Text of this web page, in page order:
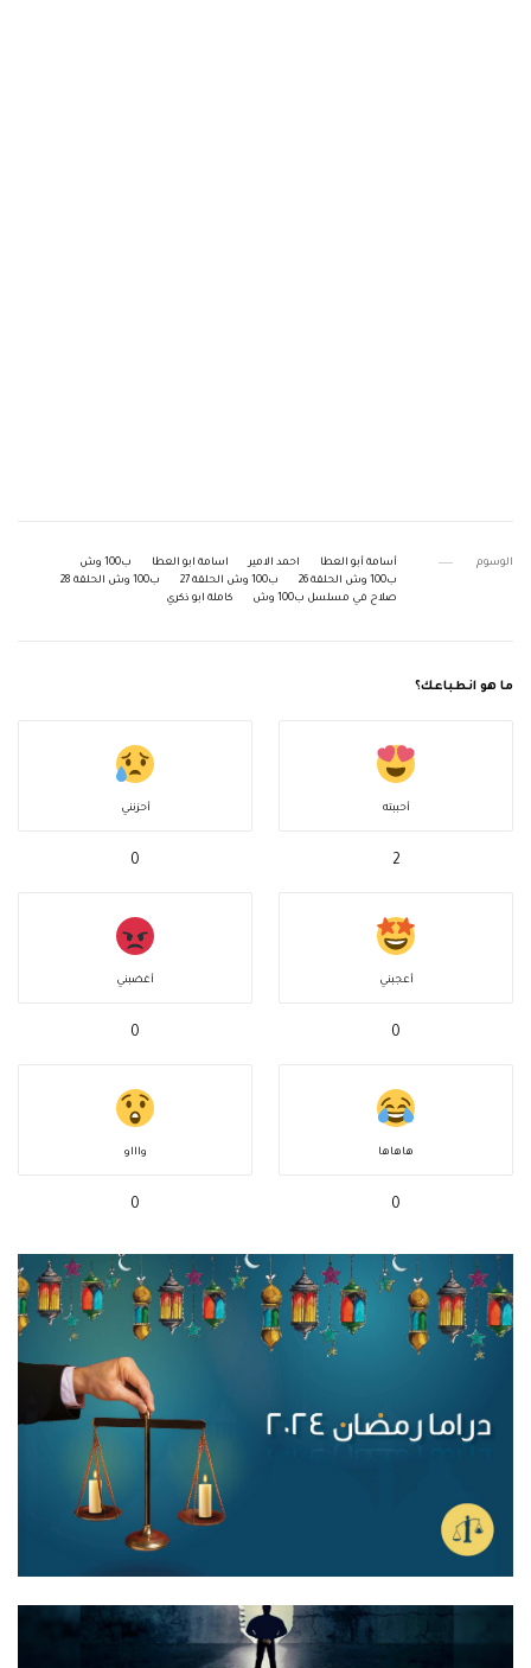
الوسوم أسامة أبو العطا احمد الامير اسامة ابو العطا
ب100 وش
ب100 وش الحلقة 26
ب100 وش الحلقة 27
ب100 وش الحلقة 28
صلاح في مسلسل ب100 وش
كاملة ابو ذكري
ما هو انطباعك؟
أحببته
2
أحزنني
0
أعجبني
0
أغضبني
0
هاهاها
0
واااو
0